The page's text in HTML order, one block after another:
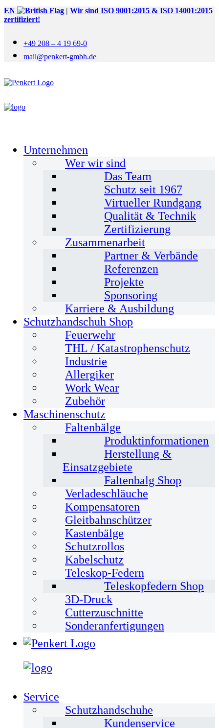
EN | Wir sind ISO 9001:2015 & ISO 14001:2015
zertifiziert!
+49 208 – 4 19 69-0
mail@penkert-gmbh.de
Unternehmen
Wer wir sind
Das Team
Schutz seit 1967
Virtueller Rundgang
Qualität & Technik
Zertifizierung
Zusammenarbeit
Partner & Verbände
Referenzen
Projekte
Sponsoring
Karriere & Ausbildung
Schutzhandschuh Shop
Feuerwehr
THL / Katastrophenschutz
Industrie
Allergiker
Work Wear
Zubehör
Maschinenschutz
Faltenbälge
Produktinformationen
Herstellung &
Einsatzgebiete
Faltenbalg Shop
Verladeschläuche
Kompensatoren
Gleitbahnschützer
Kastenbälge
Schutzrollos
Kabelschutz
Teleskop-Federn
Teleskopfedern Shop
3D-Druck
Cutterzuschnitte
Sonderanfertigungen
Service
Schutzhandschuhe
Kundenservice